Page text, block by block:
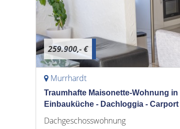
259.900,- €
Murrhardt
Traumhafte Maisonette-Wohnung in
Einbauküche - Dachloggia - Carport
Dachgeschosswohnung